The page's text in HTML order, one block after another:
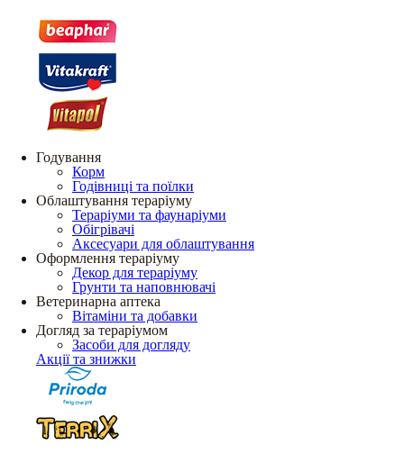
Годування
Корм
Годівниці та поїлки
Облаштування тераріуму
Тераріуми та фаунаріуми
Обігрівачі
Аксесуари для облаштування
Оформлення тераріуму
Декор для тераріуму
Грунти та наповнювачі
Ветеринарна аптека
Вітаміни та добавки
Догляд за тераріумом
Засоби для догляду
Акції та знижки